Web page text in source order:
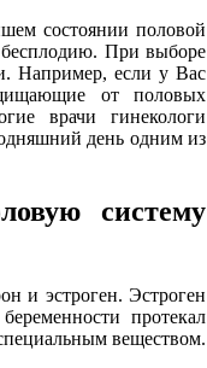
состоянии половой
При выборе
Например, если у Вас
от половых
врачи гинекологи
день одним из
систему
и эстроген. Эстроген
протекал
веществом.